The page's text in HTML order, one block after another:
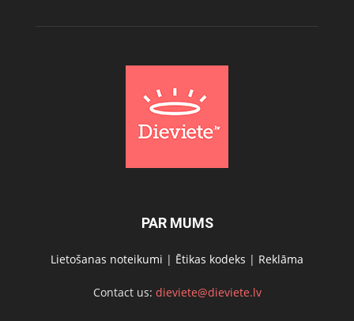
PAR MUMS
Lietošanas noteikumi | Ētikas kodeks | Reklāma
Contact us: dieviete@dieviete.lv